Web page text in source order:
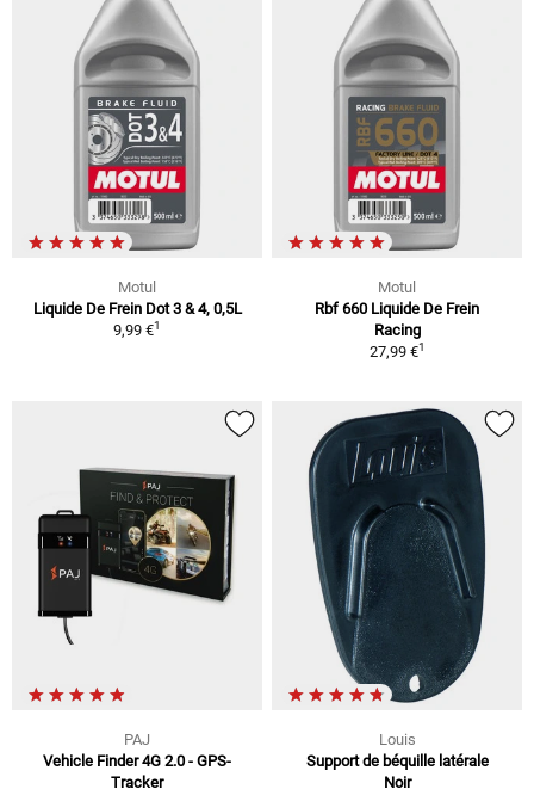
Motul
Liquide De Frein Dot 3 & 4, 0,5L
9,99 €1
Motul
Rbf 660 Liquide De Frein
Racing
27,99 €1
PAJ
Vehicle Finder 4G 2.0 - GPS-
Tracker
Louis
Support de béquille latérale
Noir